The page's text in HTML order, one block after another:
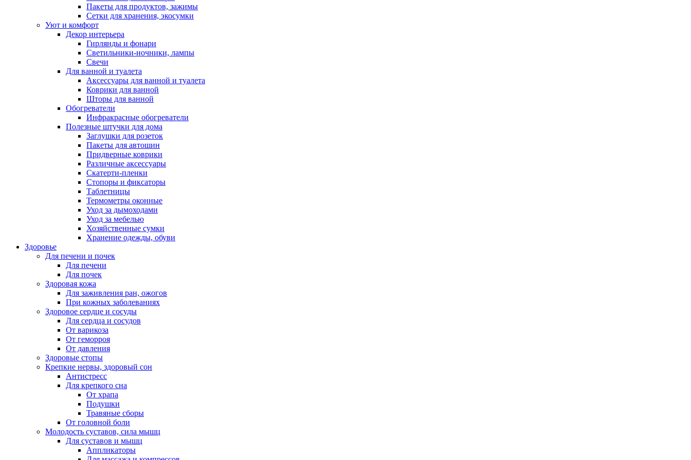
Пакеты для продуктов, зажимы
Сетки для хранения, экосумки
Уют и комфорт
Декор интерьера
Гирлянды и фонари
Светильники-ночники, лампы
Свечи
Для ванной и туалета
Аксессуары для ванной и туалета
Коврики для ванной
Шторы для ванной
Обогреватели
Инфракрасные обогреватели
Полезные штучки для дома
Заглушки для розеток
Пакеты для автошин
Придверные коврики
Различные аксессуары
Скатерти-пленки
Стопоры и фиксаторы
Таблетницы
Термометры оконные
Уход за дымоходами
Уход за мебелью
Хозяйственные сумки
Хранение одежды, обуви
Здоровье
Для печени и почек
Для печени
Для почек
Здоровая кожа
Для заживления ран, ожогов
При кожных заболеваниях
Здоровое сердце и сосуды
Для сердца и сосудов
От варикоза
От геморроя
От давления
Здоровые стопы
Крепкие нервы, здоровый сон
Антистресс
Для крепкого сна
От храпа
Подушки
Травяные сборы
От головной боли
Молодость суставов, сила мышц
Для суставов и мышц
Аппликаторы